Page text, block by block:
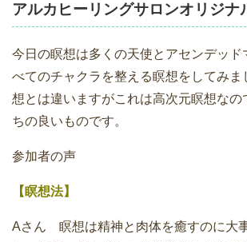
アルカヒーリングサロンオリジナ
今日の瞑想は多くの天使とアセンデッド
べてのチャクラを整える瞑想をしてみま
想とは違いますがこれは高次元瞑想なの
ちの良いものです。
参加者の声
【瞑想法】
Aさん 瞑想は精神と肉体を癒すのに大